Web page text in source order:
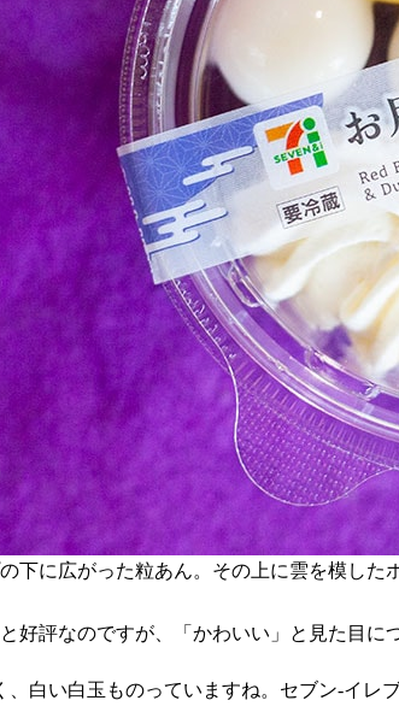
下に広がった粒あん。その上に雲を模した
好評なのですが、「かわいい」と見た目に
、白い白玉ものっていますね。セブン-イ